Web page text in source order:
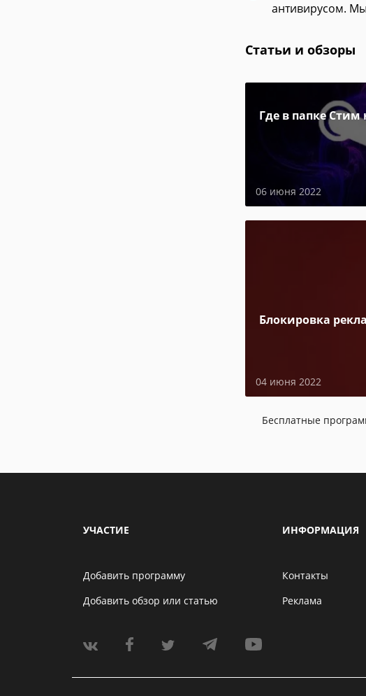
антивирусом.
Статьи и обзоры
Где в папке Стим
06 июня 2022
Блокировка
04 июня 2022
Бесплатные
УЧАСТИЕ
Добавить программу
Добавить обзор или статью
ИНФОРМАЦИЯ
Контакты
Реклама